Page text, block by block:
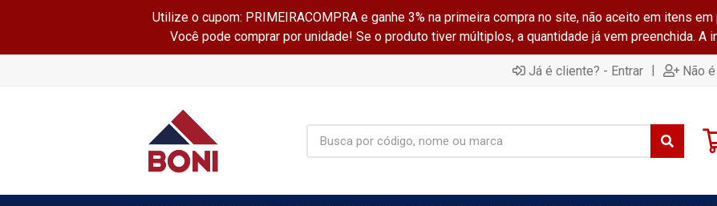
Utilize o cupom: PRIMEIRACOMPRA e ganhe 3% na primeira compra no site, não aceito em itens
Você pode comprar por unidade! Se o produto tiver múltiplos, a quantidade já vem preenchida. A
Já é cliente? - Entrar | Não